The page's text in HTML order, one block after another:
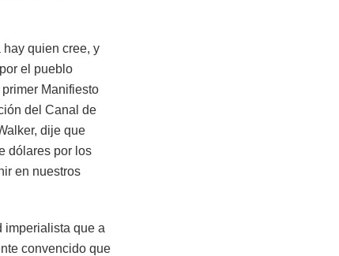
quien cree, y
el pueblo
Manifiesto
del Canal de
dije que
dólares por los
en nuestros
imperialista que a
convencido que